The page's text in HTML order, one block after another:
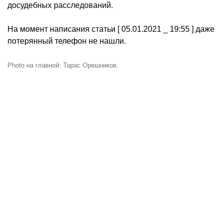
досудебных расследований.
На момент написания статьи [ 05.01.2021 _ 19:55 ] даже
потерянный телефон не нашли.
Photo на главной: Тарас Орешников.